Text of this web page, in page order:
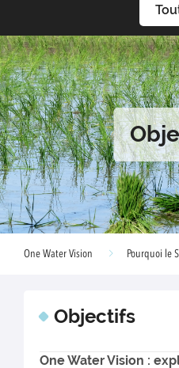
One Water Vision Pourquoi le
Objectifs
One Water Vision :